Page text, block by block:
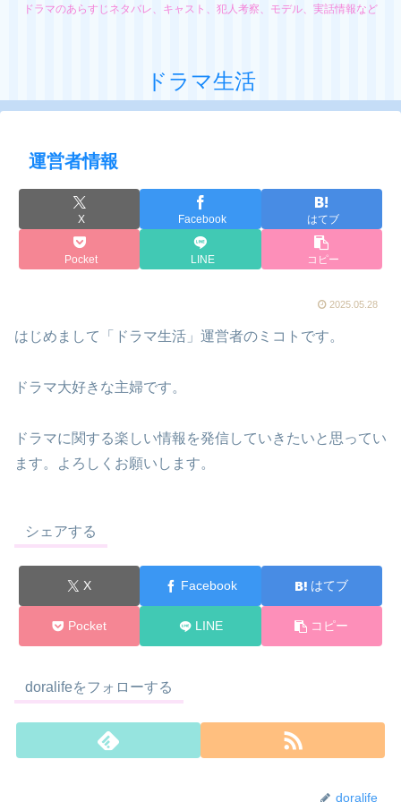
ドラマのあらすじネタバレ、キャスト、犯人考察、モデル、実話情報など
ドラマ生活
運営者情報
X Facebook はてブ
Pocket LINE コピー
2025.05.28
はじめまして「ドラマ生活」運営者のミコトです。
ドラマ大好きな主婦です。
ドラマに関する楽しい情報を発信していきたいと思ってい
ます。よろしくお願いします。
シェアする
X Facebook はてブ
Pocket LINE コピー
doralifeをフォローする
doralife